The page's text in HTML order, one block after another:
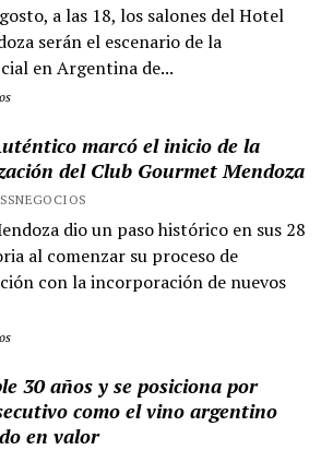
a las 18, los salones del Hotel
serán el escenario de la
en Argentina de...
marcó el inicio de la
del Club Gourmet Mendoza
dio un paso histórico en sus 28
al comenzar su proceso de
con la incorporación de nuevos
30 años y se posiciona por
como el vino argentino
en valor